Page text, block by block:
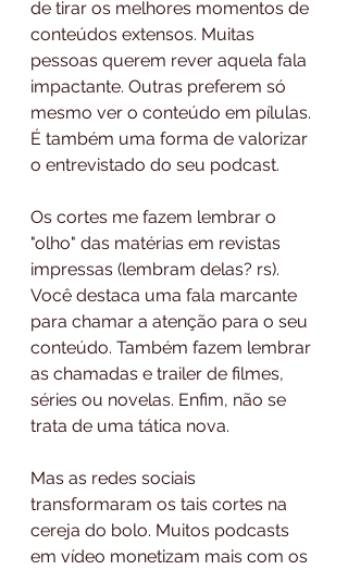
de tirar os melhores momentos de
conteúdos extensos. Muitas
pessoas querem rever aquela fala
impactante. Outras preferem só
mesmo ver o conteúdo em pílulas.
É também uma forma de valorizar
o entrevistado do seu podcast.
Os cortes me fazem lembrar o
"olho" das matérias em revistas
impressas (lembram delas? rs).
Você destaca uma fala marcante
para chamar a atenção para o seu
conteúdo. Também fazem lembrar
as chamadas e trailer de filmes,
séries ou novelas. Enfim, não se
trata de uma tática nova.
Mas as redes sociais
transformaram os tais cortes na
cereja do bolo. Muitos podcasts
em vídeo monetizam mais com os